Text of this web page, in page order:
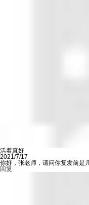
活着真好
2021/7/17
你好，张老师，请问你复发前是
回复